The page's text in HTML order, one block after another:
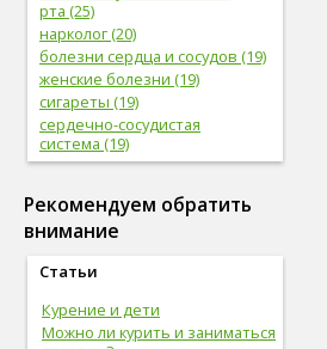
рта (25)
нарколог (20)
болезни сердца и сосудов (19)
женские болезни (19)
сигареты (19)
сердечно-сосудистая
система (19)
женское здоровье (18)
спорт (17)
женская половая система (17)
лабораторные
здоровые привычки (16)
волосы (15)
Рекомендуем обратить
внимание
Статьи
Курение и дети
Можно ли курить и заниматься